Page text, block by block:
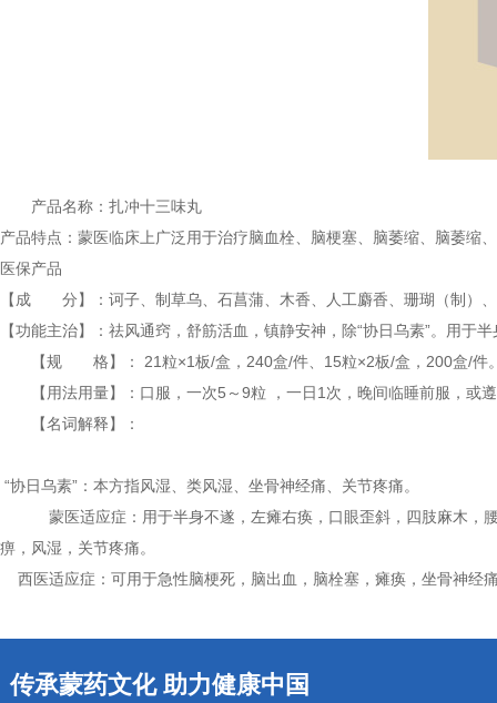
产品名称：扎冲十三味丸
产品特点：蒙医临床上广泛用于治疗脑血栓、脑梗塞、脑萎缩、脑萎缩
医保产品
【成 分】：诃子、制草乌、石菖蒲、木香、人工麝香、珊瑚（制）
【功能主治】：祛风通窍，舒筋活血，镇静安神，除“协日乌素”。用
【规 格】： 21粒×1板/盒，240盒/件、15粒×2板/盒，200盒/件
【用法用量】：口服，一次5～9粒 ，一日1次，晚间临睡前服，或
【名词解释】：
“协日乌素”：本方指风湿、类风湿、坐骨神经痛、关节疼痛。
蒙医适应症：用于半身不遂，左瘫右痪，口眼歪斜，四肢麻木，
痹，风湿，关节疼痛。
西医适应症：可用于急性脑梗死，脑出血，脑栓塞，瘫痪，坐骨神经
传承蒙药文化 助力健康中国